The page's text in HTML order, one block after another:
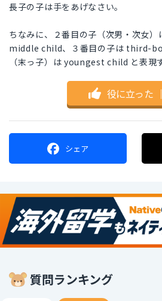
長子の子は手をあげなさい。
ちなみに、２番目の子（次男・次女
middle child、３番目の子は third-
（末っ子）は youngest child と表現
役に立った ｜
シェア
質問ランキング